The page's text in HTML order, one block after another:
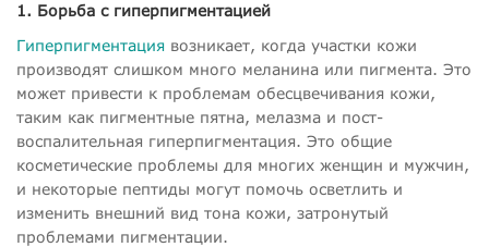
1. Борьба с гиперпигментацией
Гиперпигментация возникает, когда участки кожи
производят слишком много меланина или пигмента. Это
может привести к проблемам обесцвечивания кожи,
таким как пигментные пятна, мелазма и пост-
воспалительная гиперпигментация. Это общие
косметические проблемы для многих женщин и мужчин,
и некоторые пептиды могут помочь осветлить и
изменить внешний вид тона кожи, затронутый
проблемами пигментации.